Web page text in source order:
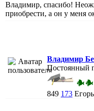
Владимир, спасибо!
приобрести, а он у меня
Владимир
Постоянный
849 173